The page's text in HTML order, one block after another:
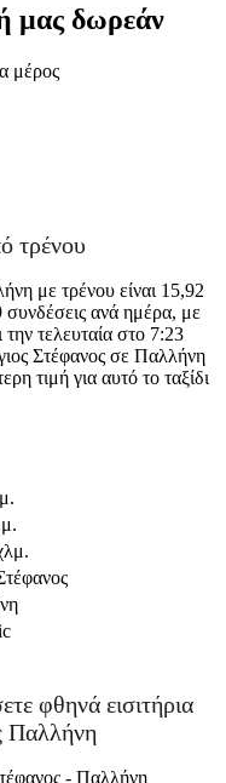
μας δωρεάν
μέρος
τρένου
με τρένου είναι 15,92
ανά ημέρα, με
τελευταία στο 7:23
Στέφανος σε Παλλήνη
τιμή για αυτό το ταξίδι
φθηνά εισιτήρια
Παλλήνη
- Παλλήνη